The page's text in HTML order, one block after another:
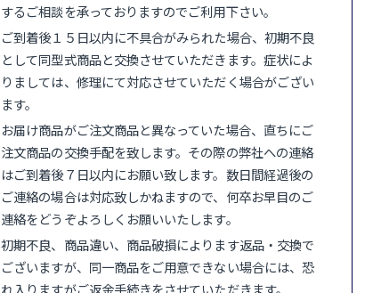
するご相談を承っておりますのでご利用下さい。
ご到着後１５日以内に不具合がみられた場合、初期不良
として同型式商品と交換させていただきます。症状によ
りましては、修理にて対応させていただく場合がござい
ます。
お届け商品がご注文商品と異なっていた場合、直ちにご
注文商品の交換手配を致します。その際の弊社への連絡
はご到着後７日以内にお願い致します。数日間経過後の
ご連絡の場合は対応致しかねますので、何卒お早目のご
連絡をどうぞよろしくお願いいたします。
初期不良、商品違い、商品破損によります返品・交換で
ございますが、同一商品をご用意できない場合には、恐
れ入りますがご返金手続きをさせていただきます。